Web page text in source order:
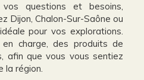
questions et besoins,
Dijon, Chalon-Sur-Saône ou
pour vos explorations.
charge, des produits de
afin que vous vous sentiez
la région.